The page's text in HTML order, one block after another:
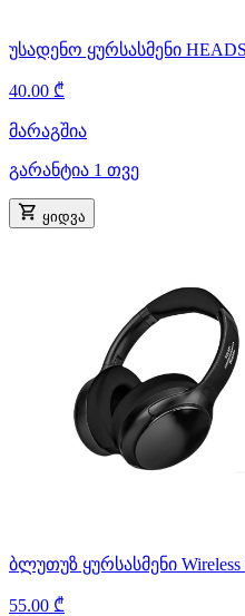
უსადენო ყურსასმენი
40.00 ₾
მარაგშია
გარანტია 1 თვე
ყიდვა
ბლუთუზ ყურსასმენი Wireless
55.00 ₾